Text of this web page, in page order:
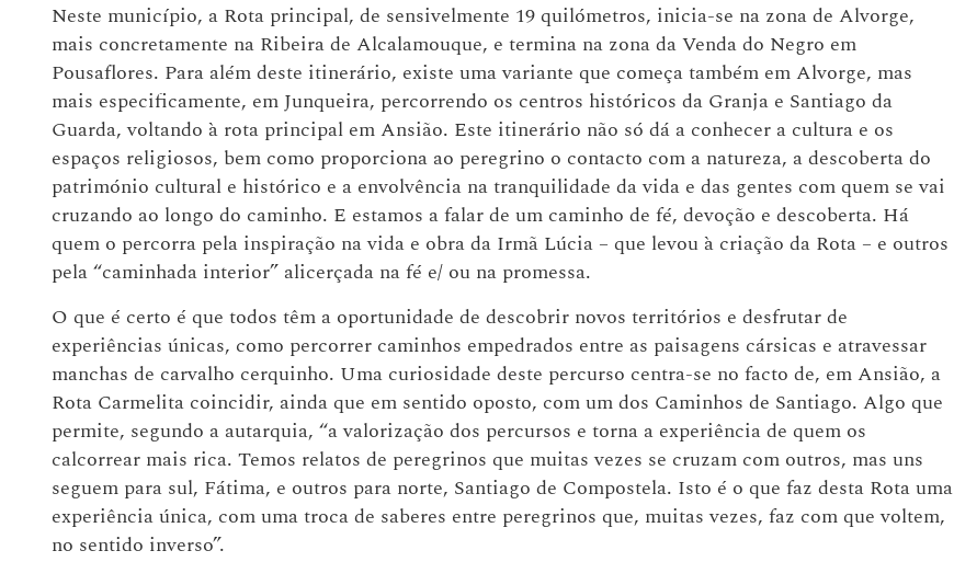
Neste município, a Rota principal, de sensivelmente 19 quilómetros, inicia-se na zona de Alvorge,
mais concretamente na Ribeira de Alcalamouque, e termina na zona da Venda do Negro em
Pousaflores. Para além deste itinerário, existe uma variante que começa também em Alvorge, mas
mais especificamente, em Junqueira, percorrendo os centros históricos da Granja e Santiago da
Guarda, voltando à rota principal em Ansião. Este itinerário não só dá a conhecer a cultura e os
espaços religiosos, bem como proporciona ao peregrino o contacto com a natureza, a descoberta do
património cultural e histórico e a envolvência na tranquilidade da vida e das gentes com quem se vai
cruzando ao longo do caminho. E estamos a falar de um caminho de fé, devoção e descoberta. Há
quem o percorra pela inspiração na vida e obra da Irmã Lúcia – que levou à criação da Rota – e outros
pela “caminhada interior” alicerçada na fé e/ ou na promessa.
O que é certo é que todos têm a oportunidade de descobrir novos territórios e desfrutar de
experiências únicas, como percorrer caminhos empedrados entre as paisagens cársicas e atravessar
manchas de carvalho cerquinho. Uma curiosidade deste percurso centra-se no facto de, em Ansião, a
Rota Carmelita coincidir, ainda que em sentido oposto, com um dos Caminhos de Santiago. Algo que
permite, segundo a autarquia, “a valorização dos percursos e torna a experiência de quem os
calcorrear mais rica. Temos relatos de peregrinos que muitas vezes se cruzam com outros, mas uns
seguem para sul, Fátima, e outros para norte, Santiago de Compostela. Isto é o que faz desta Rota uma
experiência única, com uma troca de saberes entre peregrinos que, muitas vezes, faz com que voltem,
no sentido inverso”.